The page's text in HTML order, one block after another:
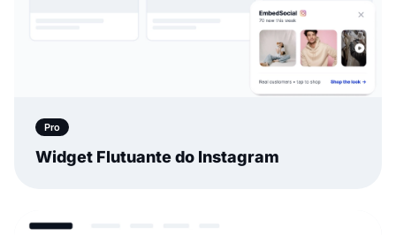
Pro
Widget Flutuante do Instagram